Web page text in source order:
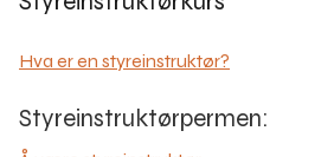
Hva er en styreinstruktør?
Styreinstruktørpermen: